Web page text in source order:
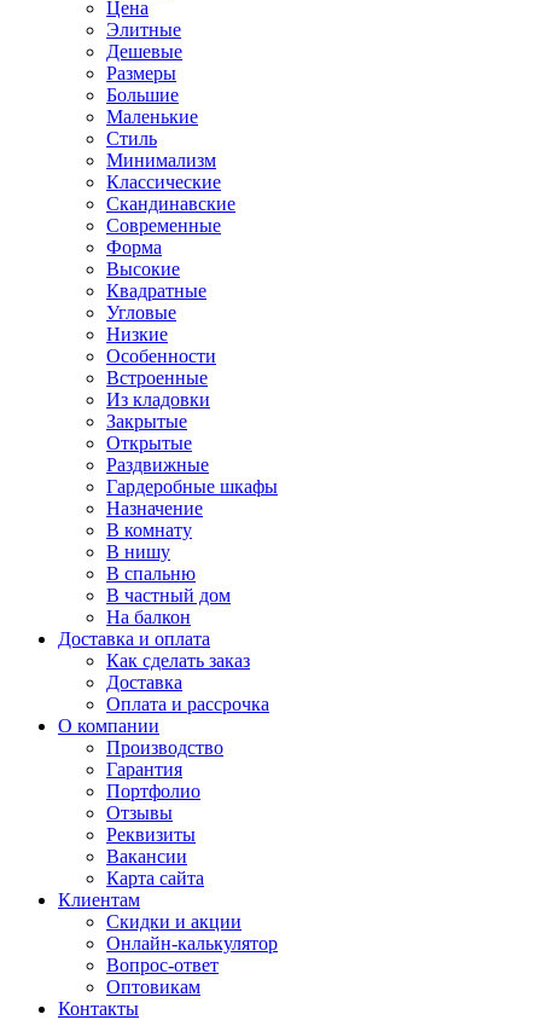
Цена
Элитные
Дешевые
Размеры
Большие
Маленькие
Стиль
Минимализм
Классические
Скандинавские
Современные
Форма
Высокие
Квадратные
Угловые
Низкие
Особенности
Встроенные
Из кладовки
Закрытые
Открытые
Раздвижные
Гардеробные шкафы
Назначение
В комнату
В нишу
В спальню
В частный дом
На балкон
Доставка и оплата
Как сделать заказ
Доставка
Оплата и рассрочка
О компании
Производство
Гарантия
Портфолио
Отзывы
Реквизиты
Вакансии
Карта сайта
Клиентам
Скидки и акции
Онлайн-калькулятор
Вопрос-ответ
Оптовикам
Контакты